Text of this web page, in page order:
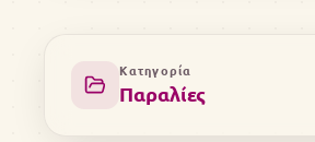
Κατηγορία
Παραλίες